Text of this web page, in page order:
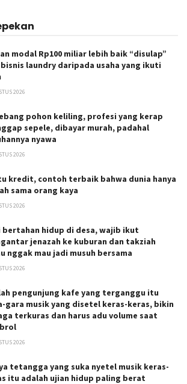
modal Rp100 miliar lebih baik “disulap”
laundry daripada usaha yang ikuti
2026
pohon keliling, profesi yang kerap
sepele, dibayar murah, padahal
nyawa
2026
kredit, contoh terbaik bahwa dunia hanya
sama orang kaya
2026
bertahan hidup di desa, wajib ikut
jenazah ke kuburan dan takziah
nggak mau jadi musuh bersama
2026
pengunjung kafe yang terganggu itu
gara musik yang disetel keras-keras, bikin
terkuras dan harus adu volume saat
2026
tetangga yang suka nyetel musik keras-
itu adalah ujian hidup paling berat